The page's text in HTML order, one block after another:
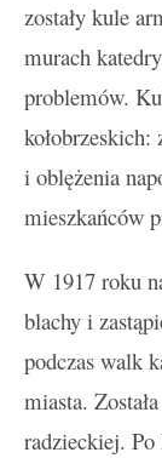
zostały kule
murach
problemów.
i oblężenia
mieszkańców
W 1917 roku
blachy i
podczas walk
miasta.
radzieckiej.